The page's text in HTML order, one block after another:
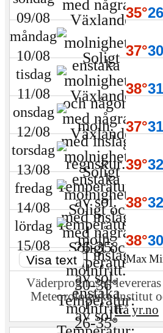
09/08
måndag
10/08
tisdag
11/08
onsdag
12/08
torsdag
13/08
fredag
14/08
lördag
15/08
Visa text
35°
37°
38°
37°
39°
38°
38°
Max
Väderprognosen
Meteo­rologiske Institut
frå yr.no